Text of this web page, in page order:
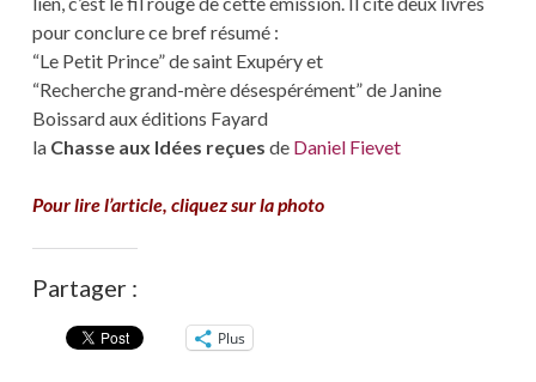
pour conclure ce bref résumé :
“Le Petit Prince” de saint Exupéry et
“Recherche grand-mère désespérément” de Janine
Boissard aux éditions Fayard
la Chasse aux Idées reçues de Daniel Fievet
Pour lire l’article, cliquez sur la photo
Partager :
Plus